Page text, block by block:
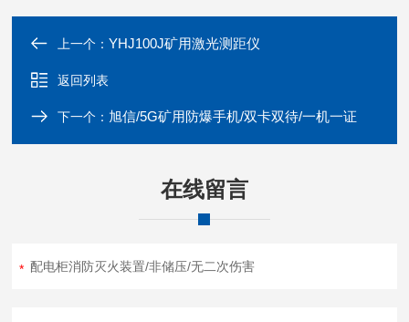
上一个：YHJ100J矿用激光测距仪
返回列表
下一个： 旭信/5G矿用防爆手机/双卡双待/一机一证
在线留言